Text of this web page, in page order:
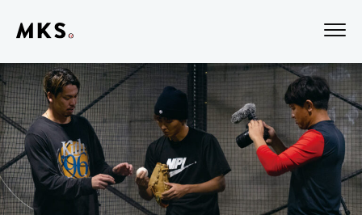
mks
メ
ュ
ー
を
開
閉
す
る